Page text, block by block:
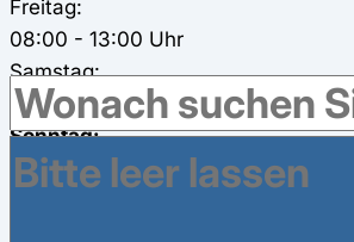
Freitag:
08:00 - 13:00 Uhr
Samstag:
geschlossen
Sonntag:
geschlossen